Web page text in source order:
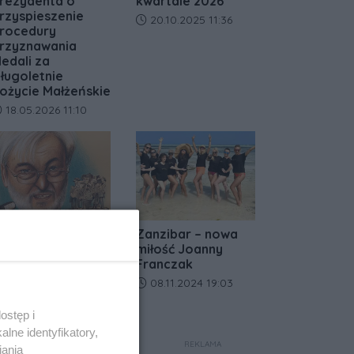
za
Małżeńskie
dodania artykułu:
18.05.2026 11:10
Data dodania artykułu:
20.10.2025 11:36
Zanzibar – nowa
miłość Joanny
Franczak
Data dodania artykułu:
08.11.2024 19:03
REKLAMA
i
identyfikatory,